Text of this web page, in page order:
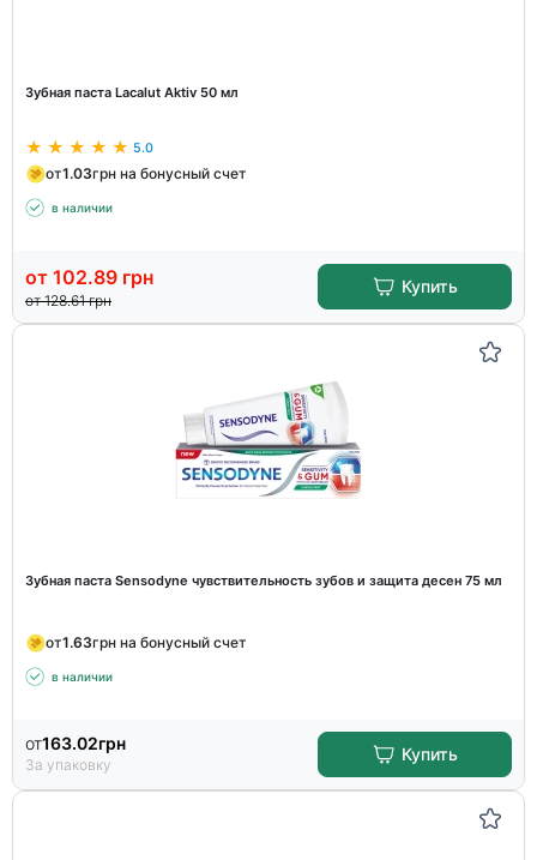
Зубная паста Lacalut Aktiv 50 мл
5.0
от1.03грн на бонусный счет
в наличии
от 102.89 грн
от 128.61грн
Купить
Зубная паста Sensodyne чувствительность зубов и защита десен 75 мл
от1.63грн на бонусный счет
в наличии
от163.02грн
За упаковку
Купить